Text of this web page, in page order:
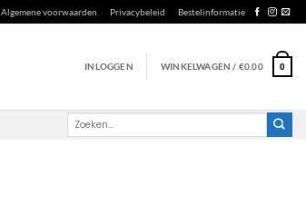
Algemene voorwaarden Privacybeleid Bestelinformatie
INLOGGEN WINKELWAGEN / €0.00 0
Zoeken